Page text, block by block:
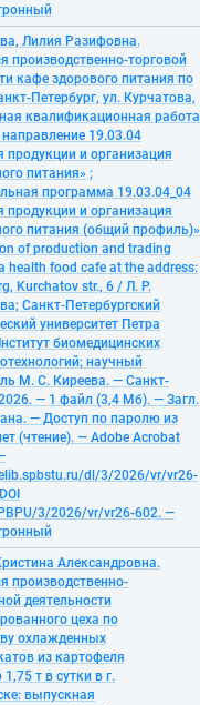
Лилия Разифовна.
производственно-торговой
кафе здорового питания по
Петербург, ул. Курчатова,
квалификационная работа
19.03.04
продукции и организация
питания» ;
программа 19.03.04_04
продукции и организация
питания (общий профиль)»
of production and trading
health food cafe at the address:
Kurchatov str., 6 / Л. Р.
Санкт-Петербургский
университет Петра
биомедицинских
научный
М. С. Киреева. — Санкт-
2026. — 1 файл (3,4 Мб). — Загл.
— Доступ по паролю из
(чтение). — Adobe Acrobat
dl/3/2026/vr/vr26-
3/2026/vr/vr26-602. —
Александровна.
производственно-
деятельности
цеха по
охлажденных
из картофеля
т в сутки в г.
выпускная